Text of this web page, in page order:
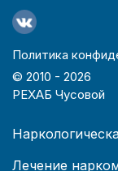
Политика
© 2010 - 2026
РЕХАБ Чусовой
Лечение